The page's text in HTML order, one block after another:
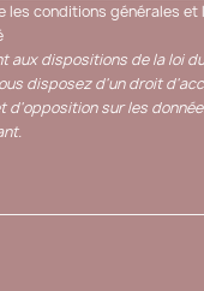
les conditions générales et
aux dispositions de la loi
disposez d'un droit
d'opposition sur les